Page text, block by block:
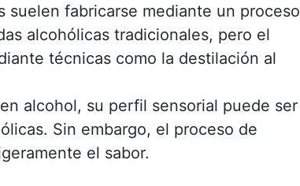
suelen fabricarse mediante un proceso
alcohólicas tradicionales, pero el
técnicas como la destilación al
alcohol, su perfil sensorial puede ser
Sin embargo, el proceso de
el sabor.